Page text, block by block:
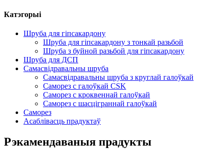
Катэгорыі
Шруба для гіпсакардону
Шруба для гіпсакардону з тонкай разьбой
Шруба з буйной разьбой для гіпсакардону
Шруба для ДСП
Самасвідравальны шруба
Самасвідравальны шруба з круглай галоўкай
Саморез с галоўкай CSK
Саморез с кроквеннай галоўкай
Саморез с шасціграннай галоўкай
Саморез
Асаблівасць прадуктаў
Рэкамендаваныя прадукты